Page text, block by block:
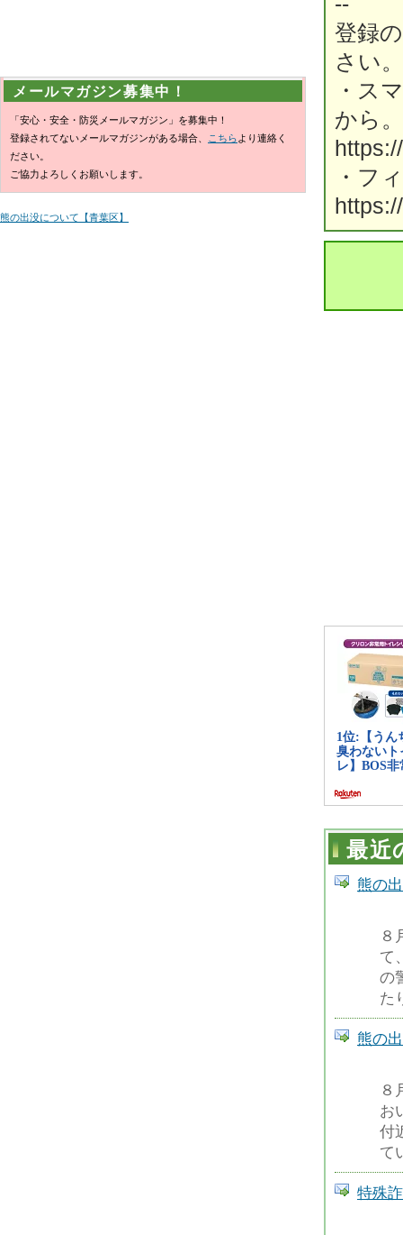
登録
さい。
・ス
から。
・フ
最近
熊の
８
て
の
た
熊の
８
お
付
て
特殊
メールマガジン募集中！
「安心・安全・防災メールマガジン」を募集中！
登録されてないメールマガジンがある場合、
こちら より連絡く
ださい。
ご協力よろしくお願いします。
熊の出没について【青葉区】